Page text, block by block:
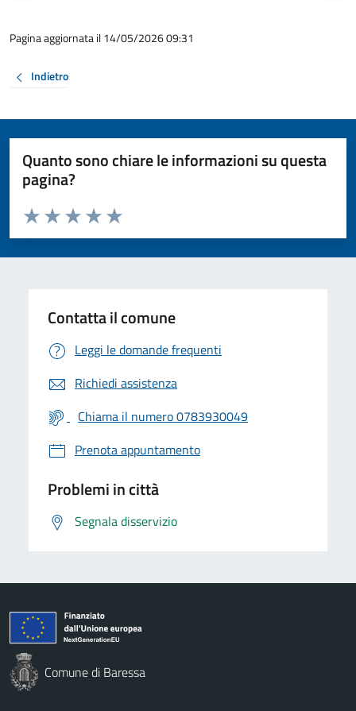
Pagina aggiornata il 14/05/2026 09:31
Indietro
Quanto sono chiare le informazioni su questa
pagina?
Valuta da 1 a 5 stelle la pagina
Valuta 5 stelle su 5
Valuta 4 stelle su 5
Valuta 3 stelle su 5
Valuta 2 stelle su 5
Valuta 1 stelle su 5
Contatta il comune
Leggi le domande frequenti
Richiedi assistenza
Chiama il numero 0783930049
Prenota appuntamento
Problemi in città
Segnala disservizio
Comune di Baressa